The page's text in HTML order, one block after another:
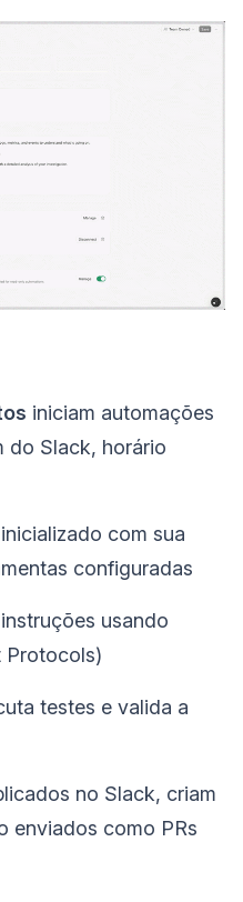
iniciam automações
do Slack, horário
com sua
configuradas
usando
Protocols)
testes e valida a
no Slack, criam
enviados como PRs